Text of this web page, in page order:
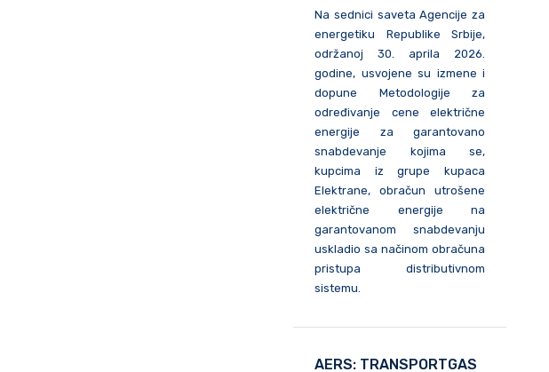
Na sednici saveta Agencije za
energetiku Republike Srbije,
održanoj 30. aprila 2026.
godine, usvojene su izmene i
dopune Metodologije za
određivanje cene električne
energije za garantovano
snabdevanje kojima se,
kupcima iz grupe kupaca
Elektrane, obračun utrošene
električne energije na
garantovanom snabdevanju
uskladio sa načinom obračuna
pristupa distributivnom
sistemu.
AERS: TRANSPORTGAS